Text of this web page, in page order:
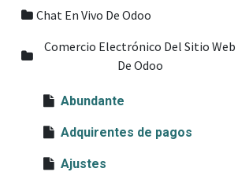
Chat En Vivo De Odoo
Comercio Electrónico Del Sitio Web
De Odoo
Abundante
Adquirentes de pagos
Ajustes